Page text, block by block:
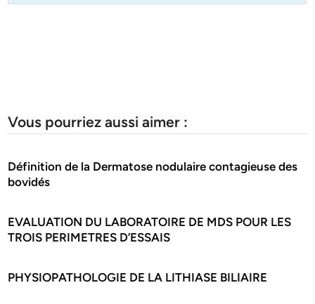
Vous pourriez aussi aimer :
Définition de la Dermatose nodulaire contagieuse des
bovidés
EVALUATION DU LABORATOIRE DE MDS POUR LES
TROIS PERIMETRES D’ESSAIS
PHYSIOPATHOLOGIE DE LA LITHIASE BILIAIRE